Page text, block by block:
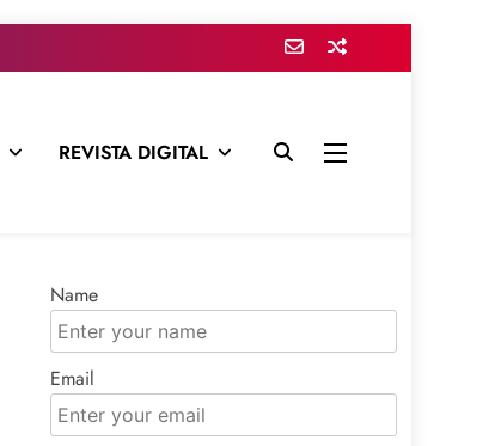
REVISTA DIGITAL
Name
Email